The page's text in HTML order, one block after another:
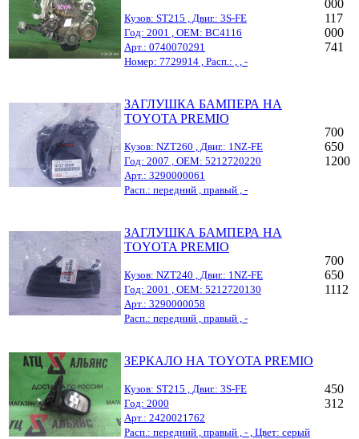
Кузов: ST215 , Двиг.: 3S-FE
Год: 2001 , OEM: BC4116
Арт.: 0740070291
Номер: 7729914 , Расп.: , , -
000
117
000
741
ЗАГЛУШКА БАМПЕРА НА
TOYOTA PREMIO
Кузов: NZT260 , Двиг.: 1NZ-FE
Год: 2007 , OEM: 5212720220
Арт.: 3290000061
Расп.: передний , правый , -
700
650
1200
ЗАГЛУШКА БАМПЕРА НА
TOYOTA PREMIO
Кузов: NZT240 , Двиг.: 1NZ-FE
Год: 2001 , OEM: 5212720130
Арт.: 3290000058
Расп.: передний , правый , -
700
650
1112
ЗЕРКАЛО НА TOYOTA PREMIO
Кузов: ST215 , Двиг.: 3S-FE
Год: 2000
Арт.: 2420021762
Расп.: передний , правый , - , Цвет: серый
450
312